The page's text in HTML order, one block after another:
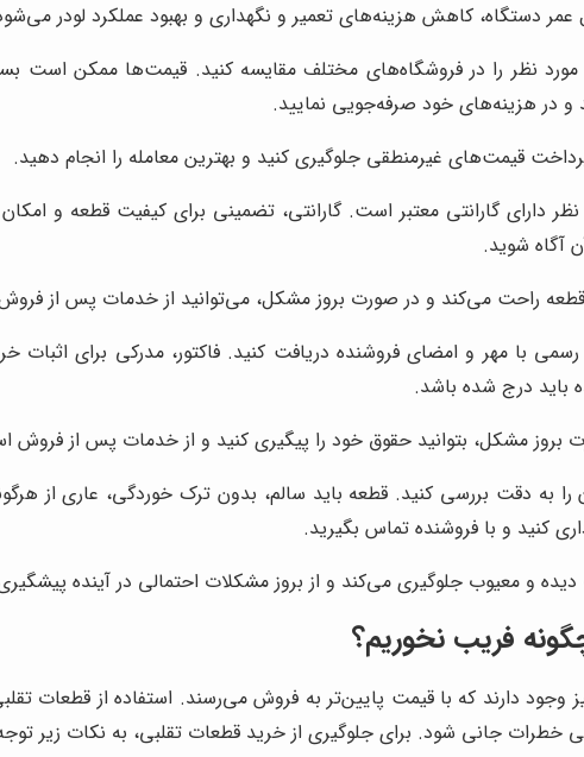
دستگاه، کاهش هزینه‌های تعمیر و نگهداری و بهبود عملکرد لودر
نظر را در فروشگاه‌های مختلف مقایسه کنید. قیمت‌ها ممکن است
و در هزینه‌های خود صرفه‌جویی نمایید.
قیمت‌های غیرمنطقی جلوگیری کنید و بهترین معامله را انجام دهید.
دارای گارانتی معتبر است. گارانتی، تضمینی برای کیفیت قطعه و
آگاه شوید.
قطعه راحت می‌کند و در صورت بروز مشکل، می‌توانید از خدمات پس از فروش
با مهر و امضای فروشنده دریافت کنید. فاکتور، مدرکی برای
باید درج شده باشد.
مشکل، بتوانید حقوق خود را پیگیری کنید و از خدمات پس از فروش
را به دقت بررسی کنید. قطعه باید سالم، بدون ترک خوردگی، عاری از
کنید و با فروشنده تماس بگیرید.
و معیوب جلوگیری می‌کند و از بروز مشکلات احتمالی در آینده
فریب نخوریم؟
نیز وجود دارند که با قیمت پایین‌تر به فروش می‌رسند. استفاده از قطعات
جانی شود. برای جلوگیری از خرید قطعات تقلبی، به نکات زیر